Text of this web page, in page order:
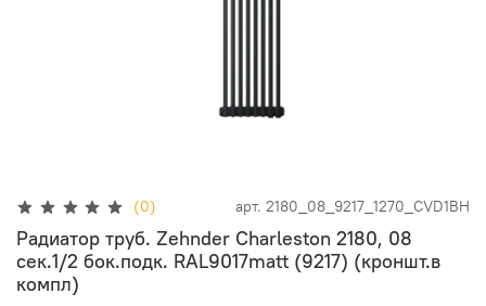
(0) арт. 2180_08_9217_1270_CVD1BH
Радиатор труб. Zehnder Charleston 2180, 08
сек.1/2 бок.подк. RAL9017matt (9217) (кроншт.в
компл)